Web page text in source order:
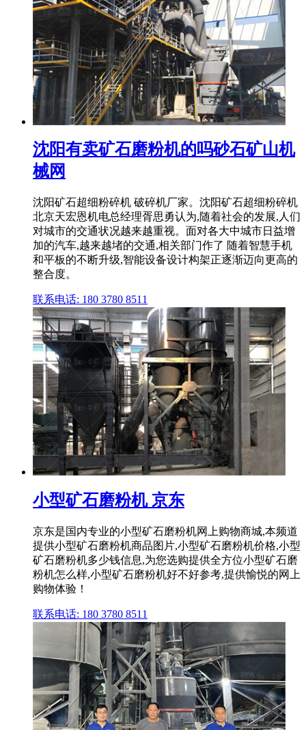
沈阳有卖矿石磨粉机的吗砂石矿山机
械网
沈阳矿石超细粉碎机 破碎机厂家。沈阳矿石超细粉碎机
北京天宏恩机电总经理胥思勇认为,随着社会的发展,人们
对城市的交通状况越来越重视。面对各大中城市日益增
加的汽车,越来越堵的交通,相关部门作了 随着智慧手机
和平板的不断升级,智能设备设计构架正逐渐迈向更高的
整合度。
联系电话: 180 3780 8511
小型矿石磨粉机 京东
京东是国内专业的小型矿石磨粉机网上购物商城,本频道
提供小型矿石磨粉机商品图片,小型矿石磨粉机价格,小型
矿石磨粉机多少钱信息,为您选购提供全方位小型矿石磨
粉机怎么样,小型矿石磨粉机好不好参考,提供愉悦的网上
购物体验！
联系电话: 180 3780 8511